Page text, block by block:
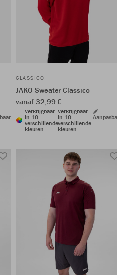
CLASSICO
JAKO Sweater Classico
vanaf 32,99 €
Verkrijgbaar
in 10
verschillende
kleuren
Verkrijgbaar
in 10
verschillende
kleuren